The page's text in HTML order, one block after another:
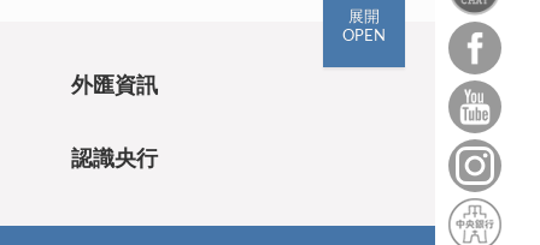
展開
OPEN
外匯資訊
認識央行